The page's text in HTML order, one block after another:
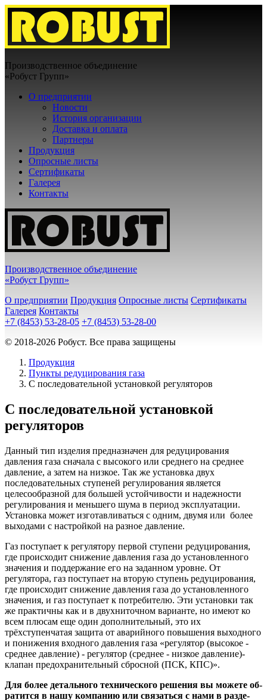
Производственное объединение
«Робуст Групп»
О предприятии
Новости
История организации
Доставка и оплата
Партнеры
Продукция
Опросные листы
Сертификаты
Галерея
Контакты
Производственное объединение
«Робуст Групп»
О предприятии Продукция Опросные листы Сертификаты
Галерея Контакты
+7 (8453) 53-28-05 +7 (8453) 53-28-00
© 2018-2026 Робуст. Все права защищены
Продукция
Пункты редуцирования газа
C последовательной установкой регуляторов
C последовательной установкой
регуляторов
Данный тип изделия предназначен для редуцирования
давления газа сначала с высокого или среднего на среднее
давление, а затем на низкое. Так же установка двух
последовательных ступеней регулирования является
целесообразной для большей устойчивости и надежности
регулирования и меньшего шума в период эксплуатации.
Установка может изготавливаться с одним, двумя или более
выходами с настройкой на разное давление.
Газ поступает к регулятору первой ступени редуцирования,
где происходит снижение давления газа до установленного
значения и поддержание его на заданном уровне. От
регулятора, газ поступает на вторую ступень редуцирования,
где происходит снижение давления газа до установленного
значения, и газ поступает к потребителю. Эти установки так
же практичны как и в двухниточном варианте, но имеют ко
всем плюсам еще один дополнительный, это их
трёхступенчатая защита от аварийного повышения выходного
и понижения входного давления газа «регулятор (высокое -
среднее давление) - регулятор (среднее - низкое давление)-
клапан предохранительный сбросной (ПСК, КПС)».
Для бо­лее де­таль­но­го тех­ни­чес­ко­го ре­ше­ния вы мо­же­те об­
ра­тит­ся в на­шу ком­па­нию или свя­зать­ся с на­ми в раз­де­